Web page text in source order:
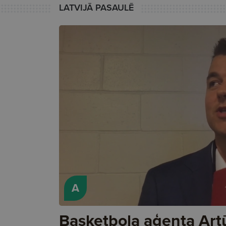
LATVIJĀ PASAULĒ
A
Basketbola aģenta